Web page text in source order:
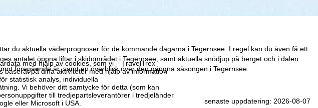
med hjälp av cookies, som vi – TravelTrex
på dina aktiviteter med hjälp av information
statistisk analys, individuella
Vi behöver ditt samtycke för detta (som kan
till tredjepartsleverantörer i tredjeländer
eller Microsoft i USA.
du aktuella väderprognoser för de kommande dagarna i Tegernsee. I regel kan du även få ett
antalet öppna liftar i skidområdet i Tegernsee, samt aktuella snödjup på berget och i dalen.
föregående år, samt en överblick över den gångna säsongen i Tegernsee.
senaste uppdatering: 2026-08-07